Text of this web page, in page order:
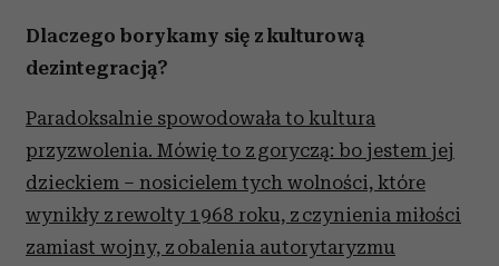
Dlaczego borykamy się z kulturową
dezintegracją?
Paradoksalnie spowodowała to kultura
przyzwolenia. Mówię to z goryczą: bo jestem jej
dzieckiem – nosicielem tych wolności, które
wynikły z rewolty 1968 roku, z czynienia miłości
zamiast wojny, z obalenia autorytaryzmu